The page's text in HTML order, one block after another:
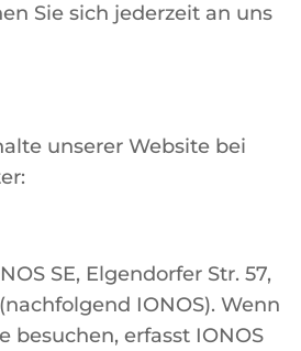
Sie sich jederzeit an uns
unserer Website bei
SE, Elgendorfer Str. 57,
IONOS). Wenn
besuchen, erfasst IONOS